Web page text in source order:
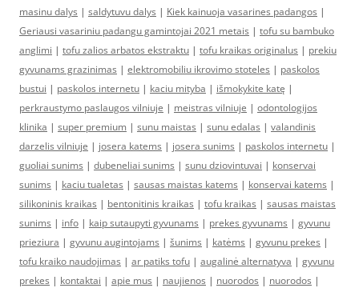
masinu dalys | saldytuvu dalys | Kiek kainuoja vasarines padangos |
Geriausi vasariniu padangu gamintojai 2021 metais | tofu su bambuko
anglimi | tofu zalios arbatos ekstraktu | tofu kraikas originalus | prekiu
gyvunams grazinimas | elektromobiliu ikrovimo stoteles | paskolos
bustui | paskolos internetu | kaciu mityba | išmokykite katę |
perkraustymo paslaugos vilniuje | meistras vilniuje | odontologijos
klinika | super premium | sunu maistas | sunu edalas | valandinis
darzelis vilniuje | josera katems | josera sunims | paskolos internetu |
guoliai sunims | dubeneliai sunims | sunu dziovintuvai | konservai
sunims | kaciu tualetas | sausas maistas katems | konservai katems |
silikoninis kraikas | bentonitinis kraikas | tofu kraikas | sausas maistas
sunims | info | kaip sutaupyti gyvunams | prekes gyvunams | gyvunu
prieziura | gyvunu augintojams | šunims | katėms | gyvunu prekes |
tofu kraiko naudojimas | ar patiks tofu | augalinė alternatyva | gyvunu
prekes | kontaktai | apie mus | naujienos | nuorodos | nuorodos |